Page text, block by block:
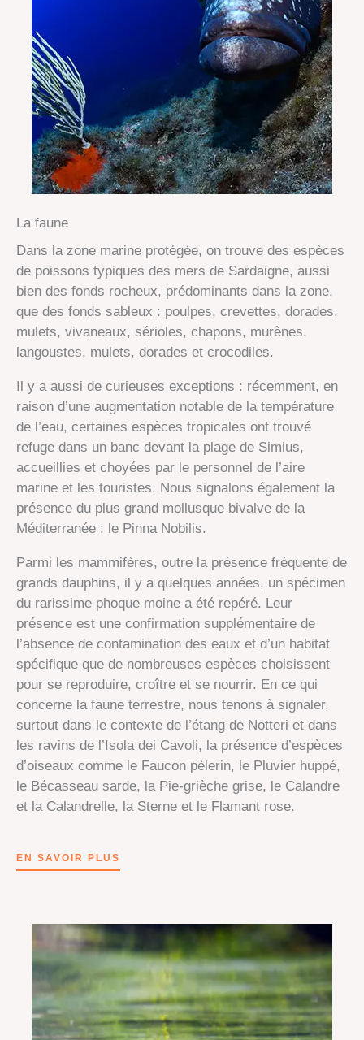
La faune
Dans la zone marine protégée, on trouve des espèces
de poissons typiques des mers de Sardaigne, aussi
bien des fonds rocheux, prédominants dans la zone,
que des fonds sableux : poulpes, crevettes, dorades,
mulets, vivaneaux, sérioles, chapons, murènes,
langoustes, mulets, dorades et crocodiles.
Il y a aussi de curieuses exceptions : récemment, en
raison d’une augmentation notable de la température
de l’eau, certaines espèces tropicales ont trouvé
refuge dans un banc devant la plage de Simius,
accueillies et choyées par le personnel de l’aire
marine et les touristes. Nous signalons également la
présence du plus grand mollusque bivalve de la
Méditerranée : le Pinna Nobilis.
Parmi les mammifères, outre la présence fréquente de
grands dauphins, il y a quelques années, un spécimen
du rarissime phoque moine a été repéré. Leur
présence est une confirmation supplémentaire de
l’absence de contamination des eaux et d’un habitat
spécifique que de nombreuses espèces choisissent
pour se reproduire, croître et se nourrir. En ce qui
concerne la faune terrestre, nous tenons à signaler,
surtout dans le contexte de l’étang de Notteri et dans
les ravins de l’Isola dei Cavoli, la présence d’espèces
d’oiseaux comme le Faucon pèlerin, le Pluvier huppé,
le Bécasseau sarde, la Pie-grièche grise, le Calandre
et la Calandrelle, la Sterne et le Flamant rose.
EN SAVOIR PLUS